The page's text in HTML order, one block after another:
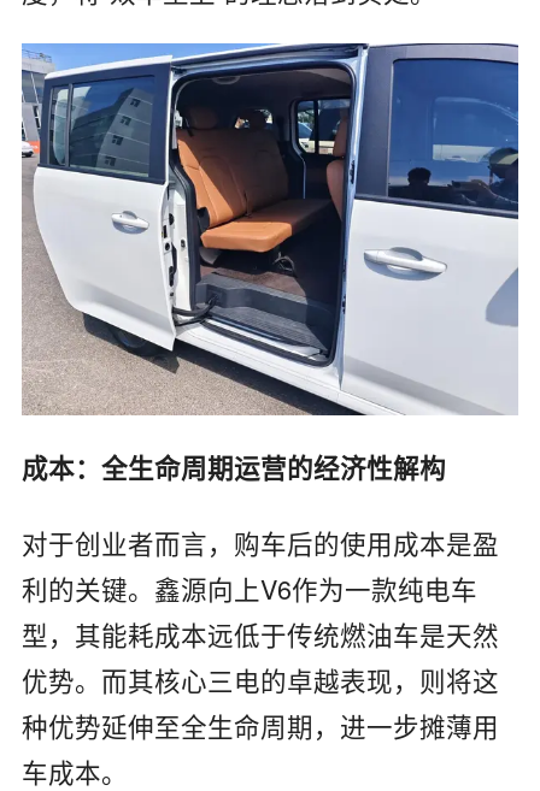
‌成本：全生命周期运营的经济性解构‌
对于创业者而言，购车后的使用成本是盈
利的关键。鑫源向上V6作为一款纯电车
型，其‌能耗成本远低于传统燃油车‌是天然
优势。而其核心三电的卓越表现，则将这
种优势延伸至全生命周期，进一步摊薄用
车成本。